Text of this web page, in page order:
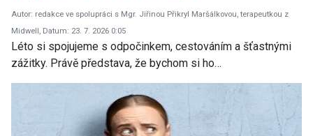
Autor: redakce ve spolupráci s Mgr. Jiřinou Přikryl Maršálkovou, terapeutkou z
Midwell, Datum: 23. 7. 2026 0:05
Léto si spojujeme s odpočinkem, cestováním a šťastnými
zážitky. Právě představa, že bychom si ho…